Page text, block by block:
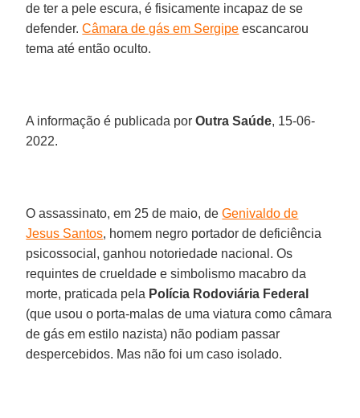
de ter a pele escura, é fisicamente incapaz de se
defender.Câmara de gás em Sergipe escancarou
tema até então oculto.
A informação é publicada porOutra Saúde, 15-06-
2022.
O assassinato, em 25 de maio, deGenivaldo de
Jesus Santos, homem negro portador de deficiência
psicossocial, ganhou notoriedade nacional. Os
requintes de crueldade e simbolismo macabro da
morte, praticada pela Polícia Rodoviária Federal
(que usou o porta-malas de uma viatura como câmara
de gás em estilo nazista) não podiam passar
despercebidos. Mas não foi um caso isolado.